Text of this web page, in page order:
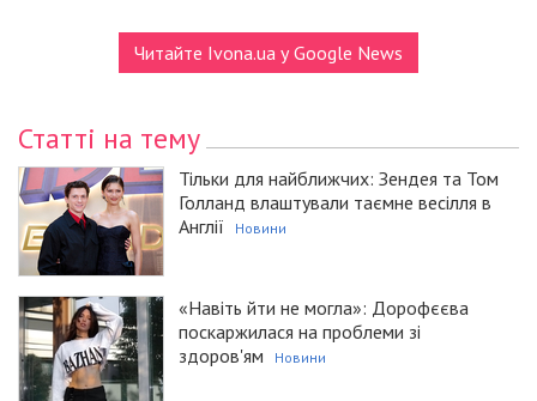
Читайте Ivona.ua у Google News
Статті на тему
Тільки для найближчих: Зендея та Том
Голланд влаштували таємне весілля в
Англії
Новини
«Навіть йти не могла»: Дорофєєва
поскаржилася на проблеми зі
здоров'ям
Новини